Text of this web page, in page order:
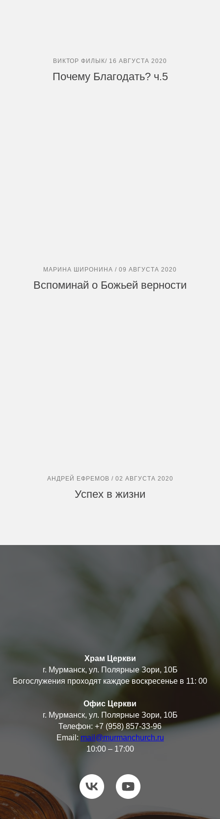
ВИКТОР ФИЛЫК/ 16 АВГУСТА 2020
Почему Благодать? ч.5
МАРИНА ШИРОНИНА / 09 АВГУСТА 2020
Вспоминай о Божьей верности
АНДРЕЙ ЕФРЕМОВ / 02 АВГУСТА 2020
Успех в жизни
Храм Церкви
г. Мурманск, ул. Полярные Зори, 10Б
Богослужения проходят каждое воскресенье в 11: 00
Офис Церкви
г. Мурманск, ул. Полярные Зори, 10Б
Телефон: +7 (958) 857-33-96
Email: mail@murmanchurch.ru
10:00 – 17:00